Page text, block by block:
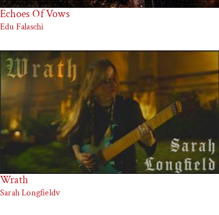
Echoes Of Vows
Edu Falaschi
Wrath
Sarah Longfieldv